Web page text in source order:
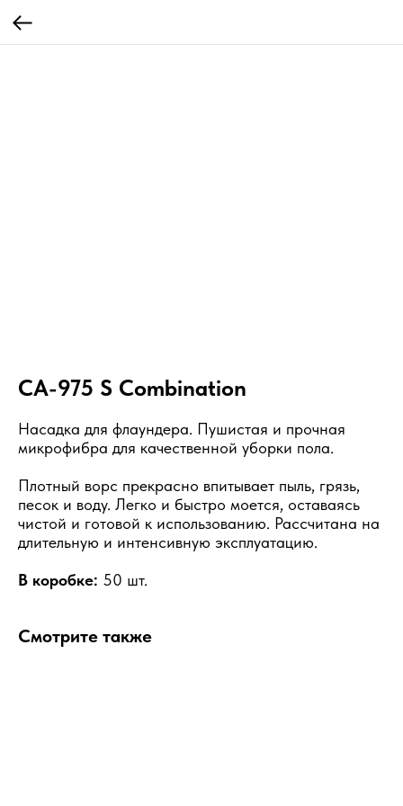
CA-975 S Combination
Насадка для флаундера. Пушистая и прочная
микрофибра для качественной уборки пола.
Плотный ворс прекрасно впитывает пыль, грязь,
песок и воду. Легко и быстро моется, оставаясь
чистой и готовой к использованию. Рассчитана на
длительную и интенсивную эксплуатацию.
В коробке: 50 шт.
Смотрите также